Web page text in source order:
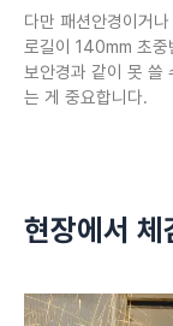
다만 패션안경이거
로길이 140mm 초중
보안경과 같이 못 쓸
는 게 중요합니다.
현장에서 체